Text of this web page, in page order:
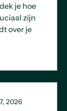
je hoe
zijn
over je
2026